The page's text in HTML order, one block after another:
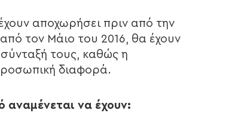
αποχωρήσει πριν από την
τον Μάιο του 2016, θα έχουν
τους, καθώς η
διαφορά.
να έχουν: